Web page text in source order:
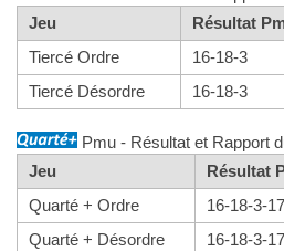
Jeu
Résultat
Tiercé Ordre
16-18-3
Tiercé Désordre
16-18-3
Pmu - Résultat et Rapport
Jeu
Résultat
Quarté + Ordre
16-18-3-17
Quarté + Désordre
16-18-3-17